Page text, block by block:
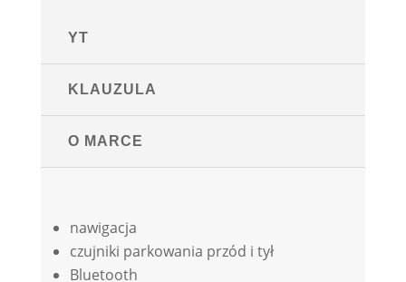
YT
KLAUZULA
O MARCE
nawigacja
czujniki parkowania przód i tył
Bluetooth